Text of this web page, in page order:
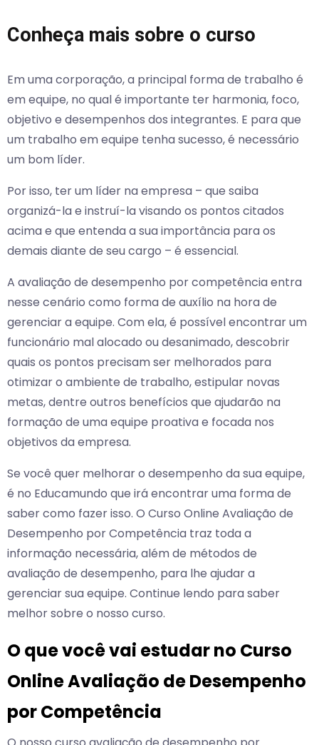
Conheça mais sobre o curso
Em uma corporação, a principal forma de trabalho é
em equipe, no qual é importante ter harmonia, foco,
objetivo e desempenhos dos integrantes. E para que
um trabalho em equipe tenha sucesso, é necessário
um bom líder.
Por isso, ter um líder na empresa – que saiba
organizá-la e instruí-la visando os pontos citados
acima e que entenda a sua importância para os
demais diante de seu cargo – é essencial.
A avaliação de desempenho por competência entra
nesse cenário como forma de auxílio na hora de
gerenciar a equipe. Com ela, é possível encontrar um
funcionário mal alocado ou desanimado, descobrir
quais os pontos precisam ser melhorados para
otimizar o ambiente de trabalho, estipular novas
metas, dentre outros benefícios que ajudarão na
formação de uma equipe proativa e focada nos
objetivos da empresa.
Se você quer melhorar o desempenho da sua equipe,
é no Educamundo que irá encontrar uma forma de
saber como fazer isso. O Curso Online Avaliação de
Desempenho por Competência traz toda a
informação necessária, além de métodos de
avaliação de desempenho, para lhe ajudar a
gerenciar sua equipe. Continue lendo para saber
melhor sobre o nosso curso.
O que você vai estudar no Curso
Online Avaliação de Desempenho
por Competência